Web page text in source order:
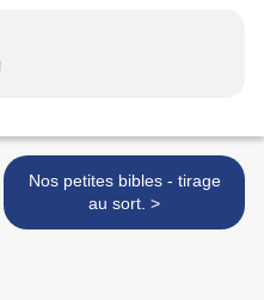
Nos petites bibles - tirage
au sort. >